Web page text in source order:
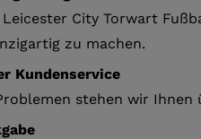
City Torwart
zu machen.
Kundenservice
stehen wir